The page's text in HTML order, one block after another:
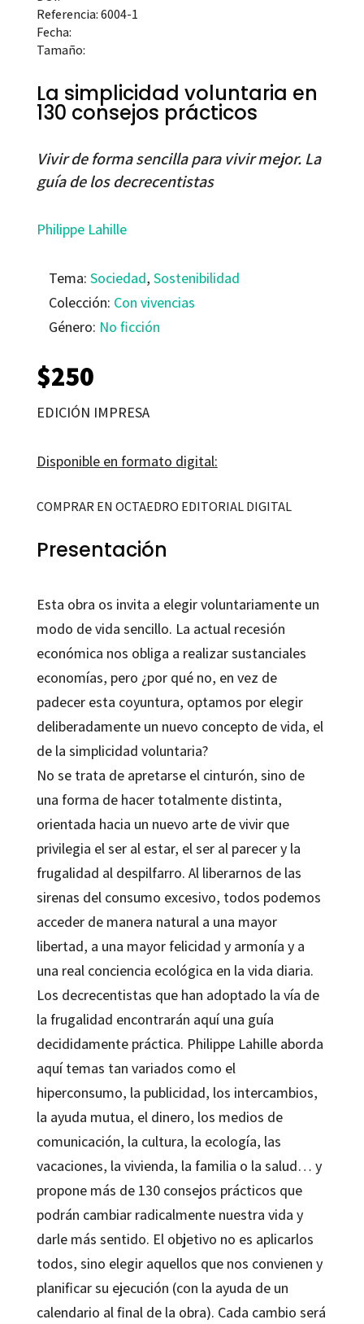
Referencia: 6004-1
Fecha:
Tamaño:
La simplicidad voluntaria en
130 consejos prácticos
Vivir de forma sencilla para vivir mejor. La
guía de los decrecentistas
Philippe Lahille
Tema: Sociedad, Sostenibilidad
Colección: Con vivencias
Género: No ficción
$250
EDICIÓN IMPRESA
Disponible en formato digital:
COMPRAR EN OCTAEDRO EDITORIAL DIGITAL
Presentación
Esta obra os invita a elegir voluntariamente un
modo de vida sencillo. La actual recesión
económica nos obliga a realizar sustanciales
economías, pero ¿por qué no, en vez de
padecer esta coyuntura, optamos por elegir
deliberadamente un nuevo concepto de vida, el
de la simplicidad voluntaria?
No se trata de apretarse el cinturón, sino de
una forma de hacer totalmente distinta,
orientada hacia un nuevo arte de vivir que
privilegia el ser al estar, el ser al parecer y la
frugalidad al despilfarro. Al liberarnos de las
sirenas del consumo excesivo, todos podemos
acceder de manera natural a una mayor
libertad, a una mayor felicidad y armonía y a
una real conciencia ecológica en la vida diaria.
Los decrecentistas que han adoptado la vía de
la frugalidad encontrarán aquí una guía
decididamente práctica. Philippe Lahilleaborda
aquí temas tan variados como el
hiperconsumo, la publicidad, los intercambios,
la ayuda mutua, el dinero, los medios de
comunicación, la cultura, la ecología, las
vacaciones, la vivienda, la familia o la salud… y
propone más de 130 consejos prácticos que
podrán cambiar radicalmente nuestra vida y
darle más sentido. El objetivo no es aplicarlos
todos, sino elegir aquellos que nos convienen y
planificar su ejecución (con la ayuda de un
calendario al final de la obra). Cada cambio será